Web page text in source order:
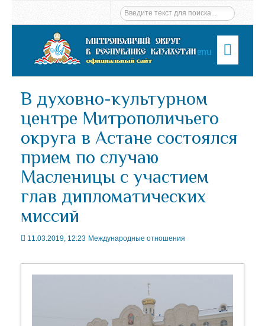
Menu
В духовно-культурном
центре Митрополичьего
округа в Астане состоялся
прием по случаю
Масленицы с участием
глав дипломатических
миссий
11.03.2019, 12:23 Международные отношения